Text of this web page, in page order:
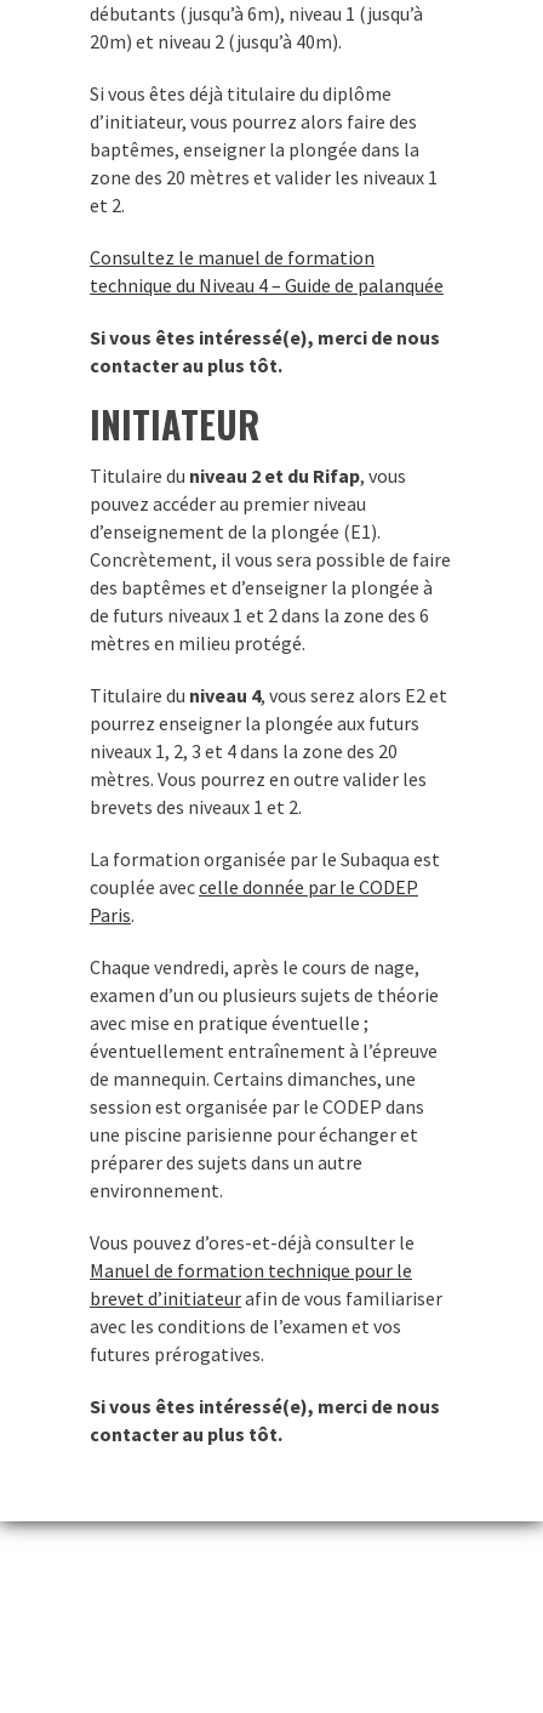
débutants (jusqu’à 6m), niveau 1 (jusqu’à
20m) et niveau 2 (jusqu’à 40m).
Si vous êtes déjà titulaire du diplôme
d’initiateur, vous pourrez alors faire des
baptêmes, enseigner la plongée dans la
zone des 20 mètres et valider les niveaux 1
et 2.
Consultez le manuel de formation
technique du Niveau 4 – Guide de palanquée
Si vous êtes intéressé(e), merci de nous
contacter au plus tôt.
INITIATEUR
Titulaire du niveau 2 et du Rifap, vous
pouvez accéder au premier niveau
d’enseignement de la plongée (E1).
Concrètement, il vous sera possible de faire
des baptêmes et d’enseigner la plongée à
de futurs niveaux 1 et 2 dans la zone des 6
mètres en milieu protégé.
Titulaire du niveau 4, vous serez alors E2 et
pourrez enseigner la plongée aux futurs
niveaux 1, 2, 3 et 4 dans la zone des 20
mètres. Vous pourrez en outre valider les
brevets des niveaux 1 et 2.
La formation organisée par le Subaqua est
couplée aveccelle donnée par le CODEP
Paris.
Chaque vendredi, après le cours de nage,
examen d’un ou plusieurs sujets de théorie
avec mise en pratique éventuelle ;
éventuellement entraînement à l’épreuve
de mannequin. Certains dimanches, une
session est organisée par le CODEP dans
une piscine parisienne pour échanger et
préparer des sujets dans un autre
environnement.
Vous pouvez d’ores-et-déjà consulter le
Manuel de formation technique pour le
brevet d’initiateurafin de vous familiariser
avec les conditions de l’examen et vos
futures prérogatives.
Si vous êtes intéressé(e), merci de nous
contacter au plus tôt.